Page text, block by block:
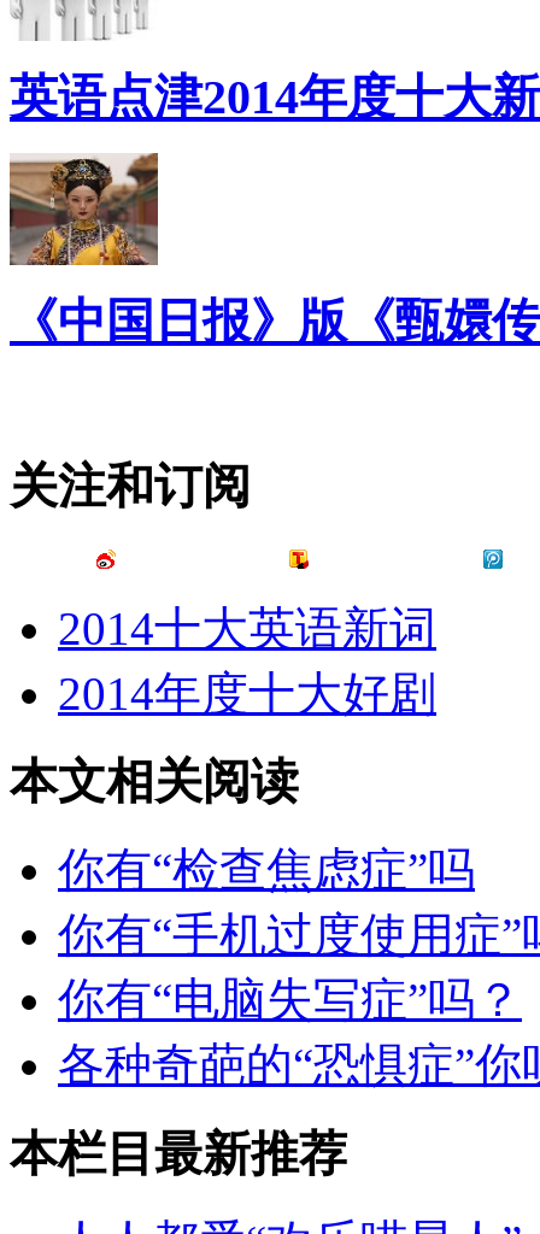
英语点津2014年度十大
《中国日报》版《甄嬛
关注和订阅
2014十大英语新词
2014年度十大好剧
本文相关阅读
你有“检查焦虑症”吗
你有“手机过度使用症”
你有“电脑失写症”吗？
各种奇葩的“恐惧症”
本栏目最新推荐